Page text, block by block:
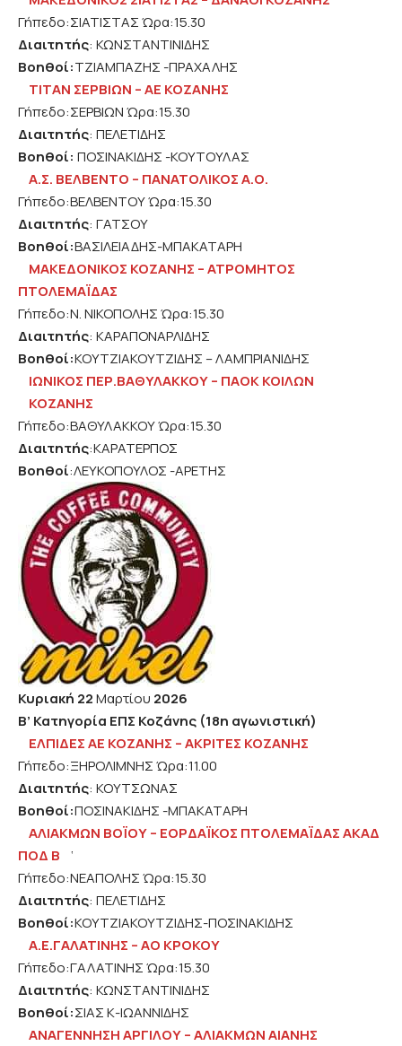
Γήπεδο:ΣΙΑΤΙΣΤΑΣ Ώρα:15.30
Διαιτητής: ΚΩΝΣΤΑΝΤΙΝΙΔΗΣ
Βοηθοί:ΤΖΙΑΜΠΑΖΗΣ -ΠΡΑΧΑΛΗΣ
ΤΙΤΑΝ ΣΕΡΒΙΩΝ – ΑΕ ΚΟΖΑΝΗΣ
Γήπεδο:ΣΕΡΒΙΩΝ Ώρα:15.30
Διαιτητής: ΠΕΛΕΤΙΔΗΣ
Βοηθοί: ΠΟΣΙΝΑΚΙΔΗΣ -ΚΟΥΤΟΥΛΑΣ
Α.Σ. ΒΕΛΒΕΝΤΟ – ΠΑΝΑΤΟΛΙΚΟΣ Α.Ο.
Γήπεδο:ΒΕΛΒΕΝΤΟΥ Ώρα:15.30
Διαιτητής: ΓΑΤΣΟΥ
Βοηθοί:ΒΑΣΙΛΕΙΑΔΗΣ-ΜΠΑΚΑΤΑΡΗ
ΜΑΚΕΔΟΝΙΚΟΣ ΚΟΖΑΝΗΣ – ΑΤΡΟΜΗΤΟΣ
ΠΤΟΛΕΜΑΪΔΑΣ
Γήπεδο:Ν. ΝΙΚΟΠΟΛΗΣ Ώρα:15.30
Διαιτητής: ΚΑΡΑΠΟΝΑΡΛΙΔΗΣ
Βοηθοί:ΚΟΥΤΖΙΑΚΟΥΤΖΙΔΗΣ – ΛΑΜΠΡΙΑΝΙΔΗΣ
ΙΩΝΙΚΟΣ ΠΕΡ.ΒΑΘΥΛΑΚΚΟΥ – ΠΑΟΚ ΚΟΙΛΩΝ
ΚΟΖΑΝΗΣ
Γήπεδο:ΒΑΘΥΛΑΚΚΟΥ Ώρα:15.30
Διαιτητής:ΚΑΡΑΤΕΡΠΟΣ
Βοηθοί:ΛΕΥΚΟΠΟΥΛΟΣ -ΑΡΕΤΗΣ
Κυριακή 22Μαρτίου 2026
Β’ Κατηγορία ΕΠΣ Κοζάνης (18η αγωνιστική)
ΕΛΠΙΔΕΣ ΑΕ ΚΟΖΑΝΗΣ – ΑΚΡΙΤΕΣ ΚΟΖΑΝΗΣ
Γήπεδο:ΞΗΡΟΛΙΜΝΗΣ Ώρα:11.00
Διαιτητής: ΚΟΥΤΣΩΝΑΣ
Βοηθοί:ΠΟΣΙΝΑΚΙΔΗΣ -ΜΠΑΚΑΤΑΡΗ
ΑΛΙΑΚΜΩΝ ΒΟΪΟΥ – ΕΟΡΔΑΪΚΟΣ ΠΤΟΛΕΜΑΪΔΑΣ ΑΚΑΔ
ΠΟΔ Β
‘
Γήπεδο:ΝΕΑΠΟΛΗΣ Ώρα:15.30
Διαιτητής: ΠΕΛΕΤΙΔΗΣ
Βοηθοί:ΚΟΥΤΖΙΑΚΟΥΤΖΙΔΗΣ-ΠΟΣΙΝΑΚΙΔΗΣ
Α.Ε.ΓΑΛΑΤΙΝΗΣ – ΑΟ ΚΡΟΚΟΥ
Γήπεδο:ΓΑΛΑΤΙΝΗΣ Ώρα:15.30
Διαιτητής: ΚΩΝΣΤΑΝΤΙΝΙΔΗΣ
Βοηθοί:ΣΙΑΣ Κ-ΙΩΑΝΝΙΔΗΣ
ΑΝΑΓΕΝΝΗΣΗ ΑΡΓΙΛΟΥ – ΑΛΙΑΚΜΩΝ ΑΙΑΝΗΣ